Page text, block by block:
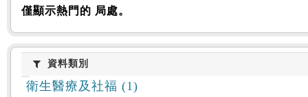
僅顯示熱門的 局處。
資料類別
資料類別
衛生醫療及社福 (1)